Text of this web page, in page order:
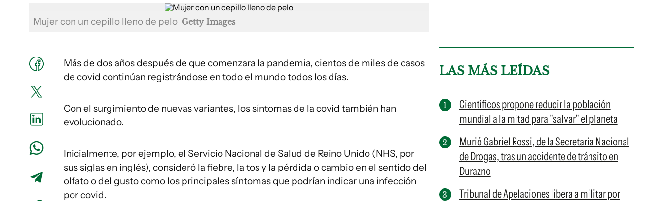
Mujer con un cepillo lleno de pelo Getty Images
Más de dos años después de que comenzara la pandemia, cientos de miles de casos
de covid continúan registrándose en todo el mundo todos los días.
Con el surgimiento de nuevas variantes, los síntomas de la covid también han
evolucionado.
Inicialmente, por ejemplo, el Servicio Nacional de Salud de Reino Unido (NHS, por
sus siglas en inglés), consideró la fiebre, la tos y la pérdida o cambio en el sentido del
olfato o del gusto como los principales síntomas que podrían indicar una infección
por covid.
LAS MÁS LEÍDAS
Científicos propone reducir la población
mundial a la mitad para "salvar" el planeta
Murió Gabriel Rossi, de la Secretaría Nacional
de Drogas, tras un accidente de tránsito en
Durazno
Tribunal de Apelaciones libera a militar por